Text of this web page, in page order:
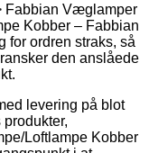
Fabbian Væglamper
Kobber – Fabbian
for ordren straks, så
den anslåede
levering på blot
Loftlampe Kobber